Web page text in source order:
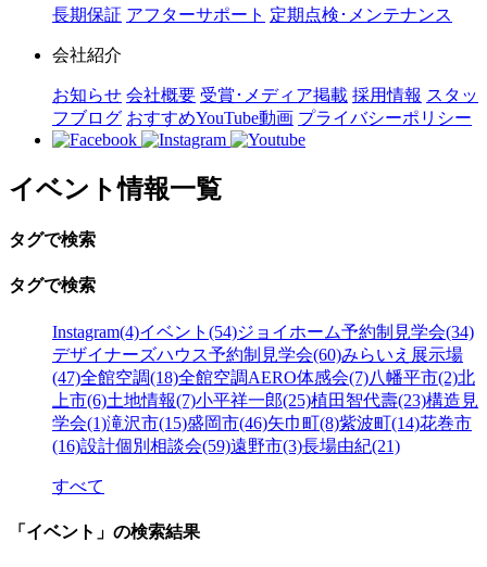
長期保証 アフターサポート 定期点検･メンテナンス
会社紹介
お知らせ 会社概要 受賞･メディア掲載 採用情報 スタッ
フブログ おすすめYouTube動画 プライバシーポリシー
イベント情報一覧
タグで検索
タグで検索
Instagram(4)イベント(54)ジョイホーム予約制見学会(34)
デザイナーズハウス予約制見学会(60)みらいえ展示場
(47)全館空調(18)全館空調AERO体感会(7)八幡平市(2)北
上市(6)土地情報(7)小平祥一郎(25)植田智代壽(23)構造見
学会(1)滝沢市(15)盛岡市(46)矢巾町(8)紫波町(14)花巻市
(16)設計個別相談会(59)遠野市(3)長場由紀(21)
すべて
「イベント」の検索結果